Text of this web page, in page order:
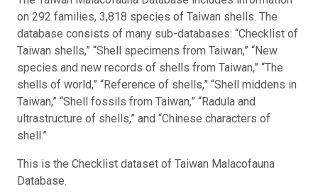
on 292 families, 3,818 species of Taiwan shells. The
database consists of many sub-databases: “Checklist of
Taiwan shells,” “Shell specimens from Taiwan,” “New
species and new records of shells from Taiwan,” “The
shells of world,” “Reference of shells,” “Shell middens in
Taiwan,” “Shell fossils from Taiwan,” “Radula and
ultrastructure of shells,” and “Chinese characters of
shell.”
This is the Checklist dataset of Taiwan Malacofauna
Database.